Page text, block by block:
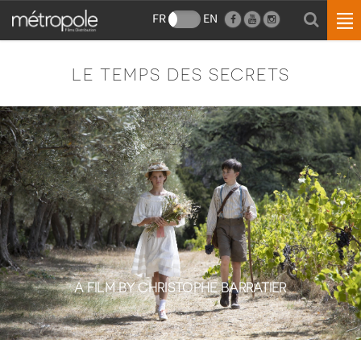
FR EN
LE TEMPS DES SECRETS
A FILM BY CHRISTOPHE BARRATIER